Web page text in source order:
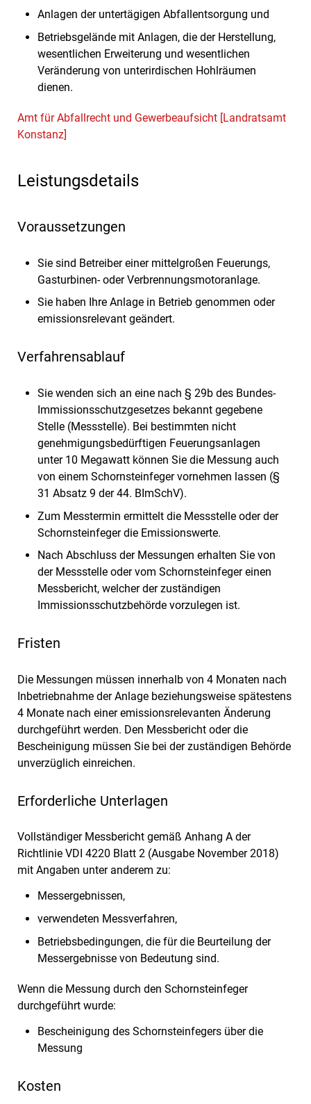
Anlagen der untertägigen Abfallentsorgung und
Betriebsgelände mit Anlagen, die der Herstellung,
wesentlichen Erweiterung und wesentlichen
Veränderung von unterirdischen Hohlräumen
dienen.
Amt für Abfallrecht und Gewerbeaufsicht [Landratsamt
Konstanz]
Leistungsdetails
Voraussetzungen
Sie sind Betreiber einer mittelgroßen Feuerungs,
Gasturbinen- oder Verbrennungsmotoranlage.
Sie haben Ihre Anlage in Betrieb genommen oder
emissionsrelevant geändert.
Verfahrensablauf
Sie wenden sich an eine nach § 29b des Bundes-
Immissionsschutzgesetzes bekannt gegebene
Stelle (Messstelle). Bei bestimmten nicht
genehmigungsbedürftigen Feuerungsanlagen
unter 10 Megawatt können Sie die Messung auch
von einem Schornsteinfeger vornehmen lassen (§
31 Absatz 9 der 44. BImSchV).
Zum Messtermin ermittelt die Messstelle oder der
Schornsteinfeger die Emissionswerte.
Nach Abschluss der Messungen erhalten Sie von
der Messstelle oder vom Schornsteinfeger einen
Messbericht, welcher der zuständigen
Immissionsschutzbehörde vorzulegen ist.
Fristen
Die Messungen müssen innerhalb von 4 Monaten nach
Inbetriebnahme der Anlage beziehungsweise spätestens
4 Monate nach einer emissionsrelevanten Änderung
durchgeführt werden. Den Messbericht oder die
Bescheinigung müssen Sie bei der zuständigen Behörde
unverzüglich einreichen.
Erforderliche Unterlagen
Vollständiger Messbericht gemäß Anhang A der
Richtlinie VDI 4220 Blatt 2 (Ausgabe November 2018)
mit Angaben unter anderem zu:
Messergebnissen,
verwendeten Messverfahren,
Betriebsbedingungen, die für die Beurteilung der
Messergebnisse von Bedeutung sind.
Wenn die Messung durch den Schornsteinfeger
durchgeführt wurde:
Bescheinigung des Schornsteinfegers über die
Messung
Kosten